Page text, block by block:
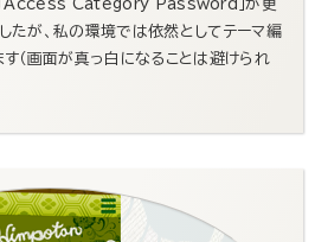
Access Category Password」が更
たが、私の環境では依然としてテーマ編
（画面が真っ白になることは避けられ